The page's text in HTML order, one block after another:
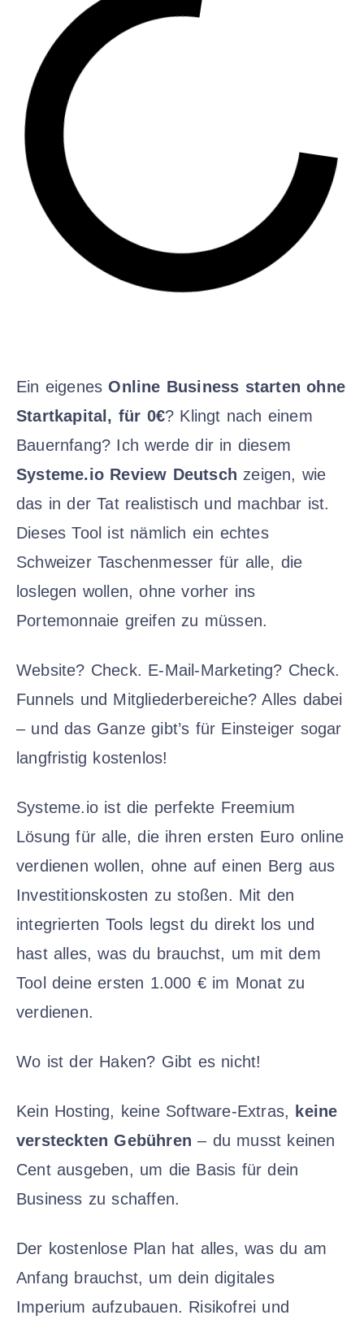
Ein eigenesOnline Business starten ohne
Startkapital, für 0€? Klingt nach einem
Bauernfang? Ich werde dir in diesem
Systeme.io Review Deutsch zeigen, wie
das in der Tat realistisch und machbar ist.
Dieses Tool ist nämlich ein echtes
Schweizer Taschenmesser für alle, die
loslegen wollen, ohne vorher ins
Portemonnaie greifen zu müssen.
Website? Check. E-Mail-Marketing? Check.
Funnels und Mitgliederbereiche? Alles dabei
– und das Ganze gibt’s für Einsteiger sogar
langfristig kostenlos!
Systeme.io ist die perfekte Freemium
Lösung für alle, die ihren ersten Euro online
verdienen wollen, ohne auf einen Berg aus
Investitionskosten zu stoßen. Mit den
integrierten Tools legst du direkt los und
hast alles, was du brauchst, um mit dem
Tool deine ersten 1.000 € im Monat zu
verdienen.
Wo ist der Haken? Gibt es nicht!
Kein Hosting, keine Software-Extras, keine
versteckten Gebühren – du musst keinen
Cent ausgeben, um die Basis für dein
Business zu schaffen.
Der kostenlose Plan hat alles, was du am
Anfang brauchst, um dein digitales
Imperium aufzubauen. Risikofrei und